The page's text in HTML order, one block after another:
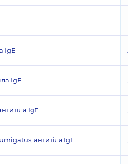
IgE
IgE
IgE
антитіла IgE